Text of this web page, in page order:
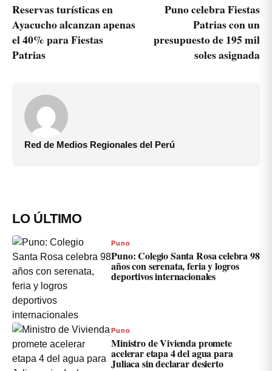
Reservas turísticas en
Ayacucho alcanzan apenas
el 40% para Fiestas
Patrias
Puno celebra Fiestas
Patrias con un
presupuesto de 195 mil
soles asignada
Red de Medios Regionales del Perú
LO ÚLTIMO
Puno
Puno: Colegio Santa Rosa celebra 98
años con serenata, feria y logros
deportivos internacionales
Puno
Ministro de Vivienda promete
acelerar etapa 4 del agua para
Juliaca sin declarar desierto